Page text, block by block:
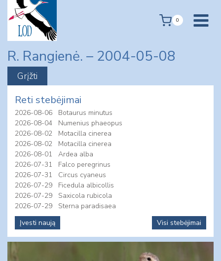
content
0
R. Rangienė. – 2004-05-08
Reti stebėjimai
2026-08-06
Botaurus minutus
2026-08-04
Numenius phaeopus
2026-08-02
Motacilla cinerea
2026-08-02
Motacilla cinerea
2026-08-01
Ardea alba
2026-07-31
Falco peregrinus
2026-07-31
Circus cyaneus
2026-07-29
Ficedula albicollis
2026-07-29
Saxicola rubicola
2026-07-29
Sterna paradisaea
Įvesti naują
Visi stebėjimai